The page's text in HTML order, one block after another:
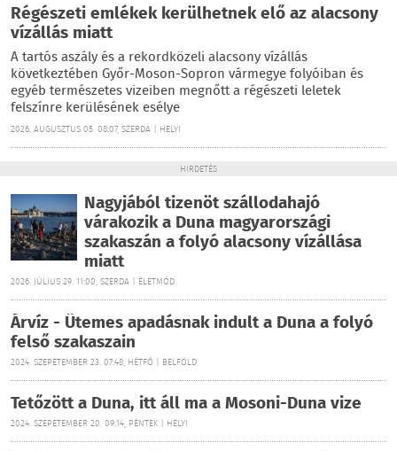
Régészeti emlékek kerülhetnek elő az alacsony
vízállás miatt
A tartós aszály és a rekordközeli alacsony vízállás
következtében Győr-Moson-Sopron vármegye folyóiban és
egyéb természetes vizeiben megnőtt a régészeti leletek
felszínre kerülésének esélye
2026. AUGUSZTUS 05. 08:07, SZERDA | HELYI
HIRDETÉS
Nagyjából tizenöt szállodahajó
várakozik a Duna magyarországi
szakaszán a folyó alacsony vízállása
miatt
2026. JÚLIUS 29. 11:00, SZERDA | ÉLETMÓD
Árvíz - Ütemes apadásnak indult a Duna a folyó
felső szakaszain
2024. SZEPETEMBER 23. 07:48, HÉTFŐ | BELFÖLD
Tetőzött a Duna, itt áll ma a Mosoni-Duna vize
2024. SZEPETEMBER 20. 09:14, PÉNTEK | HELYI